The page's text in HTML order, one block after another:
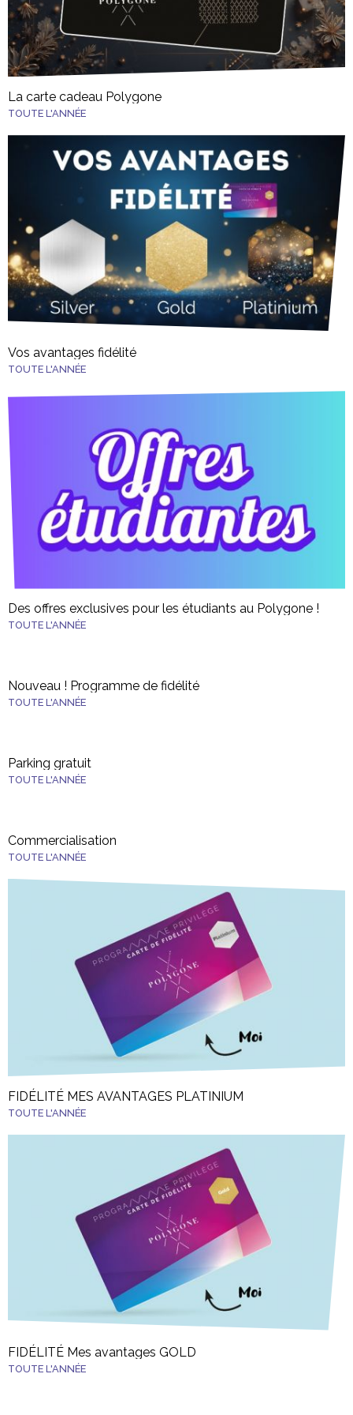
La carte cadeau Polygone
TOUTE L'ANNÉE
Vos avantages fidélité
TOUTE L'ANNÉE
Des offres exclusives pour les étudiants au Polygone !
TOUTE L'ANNÉE
Nouveau ! Programme de fidélité
TOUTE L'ANNÉE
Parking gratuit
TOUTE L'ANNÉE
Commercialisation
TOUTE L'ANNÉE
FIDÉLITÉ MES AVANTAGES PLATINIUM
TOUTE L'ANNÉE
FIDÉLITÉ Mes avantages GOLD
TOUTE L'ANNÉE